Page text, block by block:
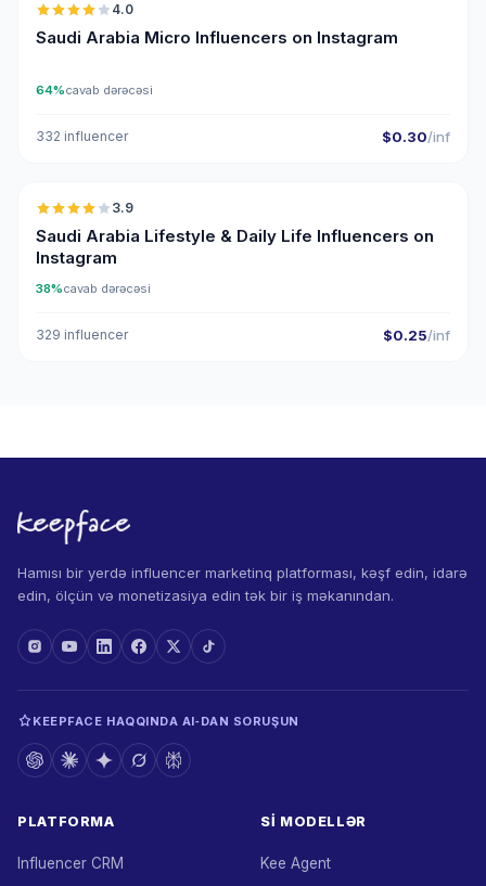
4.0
Saudi Arabia Micro Influencers on Instagram
64%cavab dərəcəsi
332 influencer $0.30/inf
🇸🇦
3.9
Saudi Arabia Lifestyle & Daily Life Influencers on
Instagram
38%cavab dərəcəsi
329 influencer $0.25/inf
Hamısı bir yerdə influencer marketinq platforması, kəşf edin, idarə
edin, ölçün və monetizasiya edin tək bir iş məkanından.
KEEPFACE HAQQINDA AI‑DAN SORUŞUN
PLATFORMA
Influencer CRM
Sİ MODELLƏR
Kee Agent